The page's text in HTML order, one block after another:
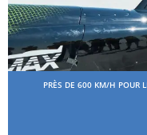
PRÈS DE 600 KM/H POUR